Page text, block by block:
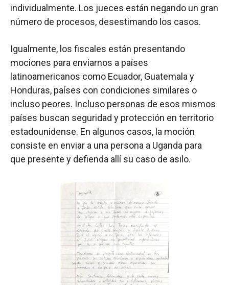
individualmente. Los jueces están negando un gran
número de procesos, desestimando los casos.
Igualmente, los fiscales están presentando
mociones para enviarnos a países
latinoamericanos como Ecuador, Guatemala y
Honduras, países con condiciones similares o
incluso peores. Incluso personas de esos mismos
países buscan seguridad y protección en territorio
estadounidense. En algunos casos, la moción
consiste en enviar a una persona a Uganda para
que presente y defienda allí su caso de asilo.